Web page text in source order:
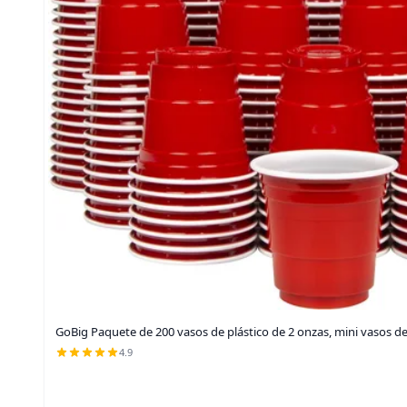
GoBig Paquete de 200 vasos de plástico de 2 onzas, mini vasos
4.9